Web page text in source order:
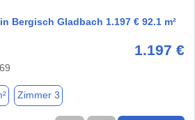
Bergisch Gladbach 1.197 € 92.1 m²
1.197 €
Zimmer 3